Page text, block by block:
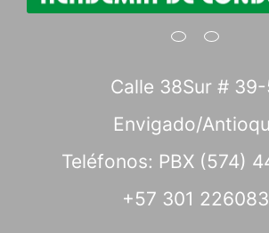
Calle 38Sur #
Envigado/
Teléfonos: PBX (574)
+57 301